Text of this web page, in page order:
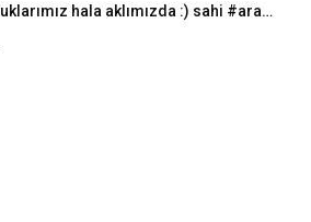
forum bitti ama konuştuklarımız hala aklımızda :) sahi #aramızda neler olmuştu?